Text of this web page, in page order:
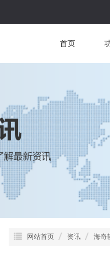
首页
网站首页 资讯 海奇